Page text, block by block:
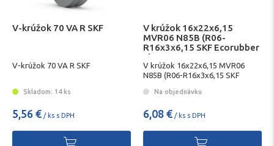
V-krúžok 70 VA R SKF
V-krúžok 70 VA R SKF
Skladom: 14 ks
5,56 € / ks s DPH
V krúžok 16x22x6,15
MVR06 N85B (R06-
R16x3x6,15 SKF Ecorubber
1)
V krúžok 16x22x6,15 MVR06
N85B (R06-R16x3x6,15 SKF
Na objednávku
6,08 € / ks s DPH